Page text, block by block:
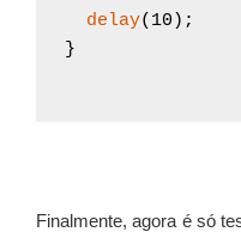
delay( 10 ) ;
}
Finalmente, agora é só